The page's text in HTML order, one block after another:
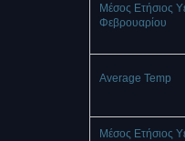
Μέσος Ετήσιος
Φεβρουαρίου
Average Temp
Μέσος Ετήσιος